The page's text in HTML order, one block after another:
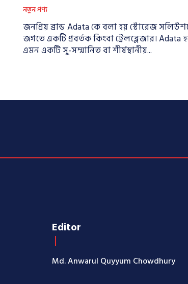
নতুন পণ্য
জনপ্রিয় ব্রান্ড Adata কে বলা হয় স্টোরেজ
জগতে একটি প্রবর্তক কিংবা ট্রেলব্লেজার। Adata হলো
এমন একটি সু-সম্মানিত বা শীর্ষস্থানীয়...
Editor
Md. Anwarul Quyyum Chowdhury